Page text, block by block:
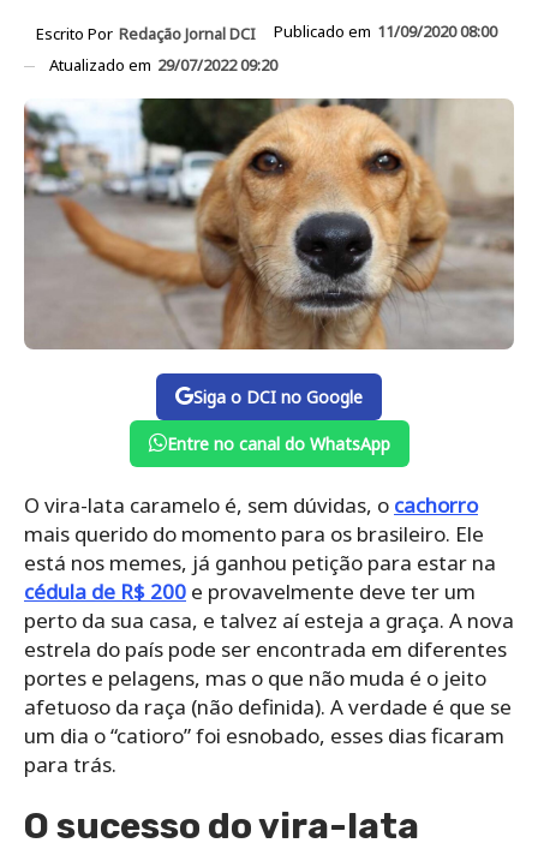
Escrito Por Redação Jornal DCI Publicado em 11/09/2020 08:00
Atualizado em 29/07/2022 09:20
Siga o DCI no Google
Entre no canal do WhatsApp
O vira-lata caramelo é, sem dúvidas, o cachorro
mais querido do momento para os brasileiro. Ele
está nos memes, já ganhou petição para estar na
cédula de R$ 200 e provavelmente deve ter um
perto da sua casa, e talvez aí esteja a graça. A nova
estrela do país pode ser encontrada em diferentes
portes e pelagens, mas o que não muda é o jeito
afetuoso da raça (não definida). A verdade é que se
um dia o “catioro” foi esnobado, esses dias ficaram
para trás.
O sucesso do vira-lata